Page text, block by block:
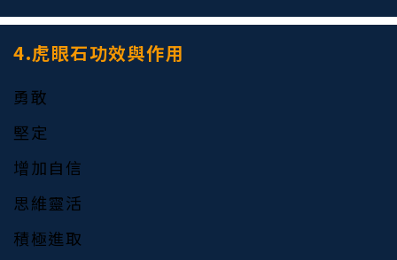
4.虎眼石功效與作用
勇敢
堅定
增加自信
思維靈活
積極進取